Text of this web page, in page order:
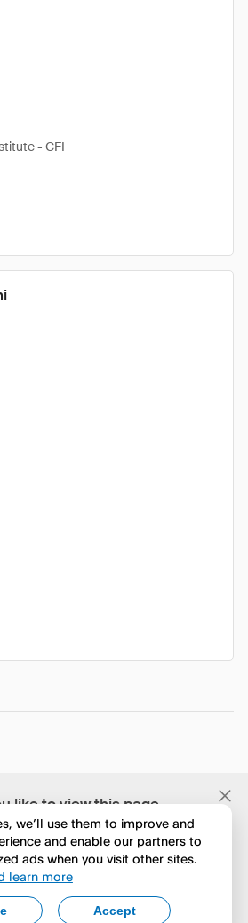
like to view this page
in English?
a esplorare
change to English
- CFI
we’ll use them to improve and
and enable our partners to
ads when you visit other sites.
learn more
Accept